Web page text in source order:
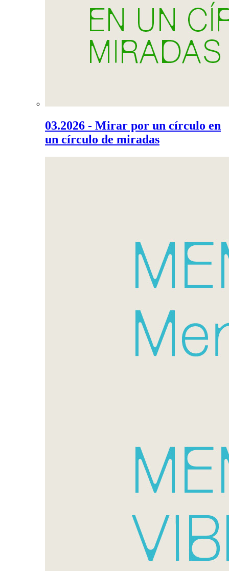
03.2026 - Mirar por un círculo en
un círculo de miradas